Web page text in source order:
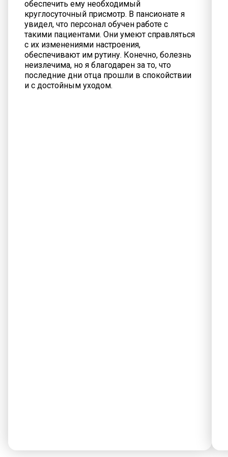
обеспечить ему необходимый
круглосуточный присмотр. В пансионате я
увидел, что персонал обучен работе с
такими пациентами. Они умеют справляться
с их изменениями настроения,
обеспечивают им рутину. Конечно, болезнь
неизлечима, но я благодарен за то, что
последние дни отца прошли в спокойствии
и с достойным уходом.